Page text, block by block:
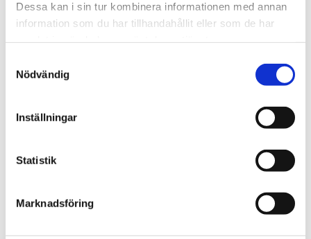
Dessa kan i sin tur kombinera informationen med annan
information som du har tillhandahållit eller som de har
Nödvändig
Inställningar
Statistik
Marknadsföring
Klimat­aktivister
saboterar torv­brytning –
klättrar upp på gräv­skopor